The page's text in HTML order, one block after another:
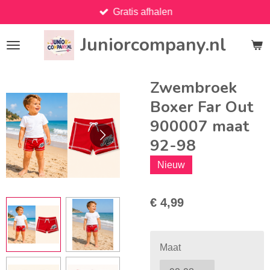
direct
naar
Juniorcompany.nl
Gratis afhalen
Zwembroek
Boxer Far Out
900007 maat
92-98
Nieuw
€ 4,99
Maat